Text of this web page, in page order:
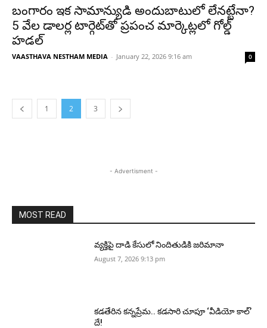
బంగారం ఇక సామాన్యుడి అందుబాటులో లేనట్టేనా?
5 వేల డాలర్ల టార్గెట్‌తో ప్రపంచ మార్కెట్లలో గోల్డ్
హడల్
VAASTHAVA NESTHAM MEDIA - January 22, 2026 9:16 am 0
1 2 3
- Advertisment -
MOST READ
వ్యక్తిపై దాడి కేసులో నిందితుడికి జరిమానా
August 7, 2026 9:13 pm
కడతేరిన కన్నప్రేమ.. కడసారి చూపూ ‘వీడియో కాల్’
దే!